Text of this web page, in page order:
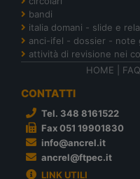
bandi
italia domani - slide e
anci-ifel - dossier - note
attività di revisione nei
HOME
FAQ
CONTATTI
Tel. 348 8161522
Fax 051 19901830
info@ancrel.it
ancrel@ftpec.it
LINK UTILI